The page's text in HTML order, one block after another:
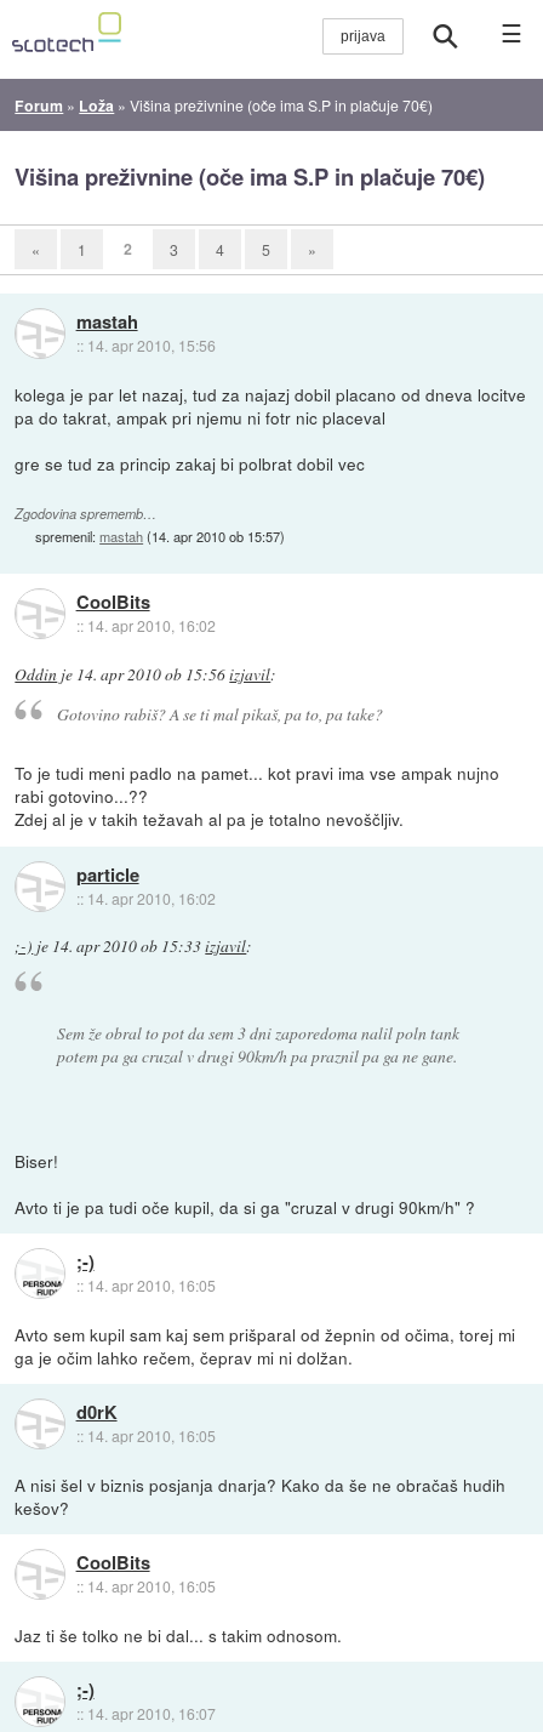
☰
Forum » Loža »Višina preživnine (oče ima S.P in plačuje 70€)
Višina preživnine (oče ima S.P in plačuje 70€)
« 1 2 3 4 5 »
mastah
:: 14. apr 2010, 15:56
kolega je par let nazaj, tud za najazj dobil placano od dneva locitve
pa do takrat, ampak pri njemu ni fotr nic placeval
gre se tud za princip zakaj bi polbrat dobil vec
Zgodovina sprememb…
spremenil:mastah(14. apr 2010 ob 15:57)
CoolBits
:: 14. apr 2010, 16:02
Oddin je 14. apr 2010 ob 15:56izjavil:
Gotovino rabiš? A se ti mal pikaš, pa to, pa take?
To je tudi meni padlo na pamet... kot pravi ima vse ampak nujno
rabi gotovino...??
Zdej al je v takih težavah al pa je totalno nevoščljiv.
particle
:: 14. apr 2010, 16:02
;-) je 14. apr 2010 ob 15:33izjavil:
Sem že obral to pot da sem 3 dni zaporedoma nalil poln tank
potem pa ga cruzal v drugi 90km/h pa praznil pa ga ne gane.
Biser!
Avto ti je pa tudi oče kupil, da si ga "cruzal v drugi 90km/h" ?
;-)
:: 14. apr 2010, 16:05
Avto sem kupil sam kaj sem prišparal od žepnin od očima, torej mi
ga je očim lahko rečem, čeprav mi ni dolžan.
d0rK
:: 14. apr 2010, 16:05
A nisi šel v biznis posjanja dnarja? Kako da še ne obračaš hudih
kešov?
CoolBits
:: 14. apr 2010, 16:05
Jaz ti še tolko ne bi dal... s takim odnosom.
;-)
:: 14. apr 2010, 16:07